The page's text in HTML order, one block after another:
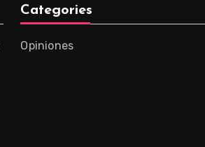
Categories
Opiniones